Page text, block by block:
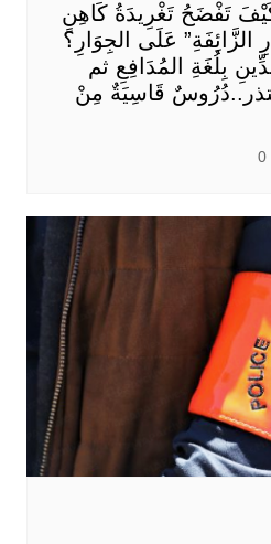
تَفْضَحُ تَغْرِيدَةُ كَاهِنٍ
الزَّائِفَةِ” عَلَى الجِوَارِ؟
بِلُغَةِ المُدَافِعِ ثم
قَاسِيَةٌ مِنْ
0